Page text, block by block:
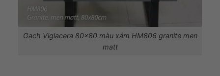
Gạch Viglacera 80×80 màu xám HM806 granite men
matt